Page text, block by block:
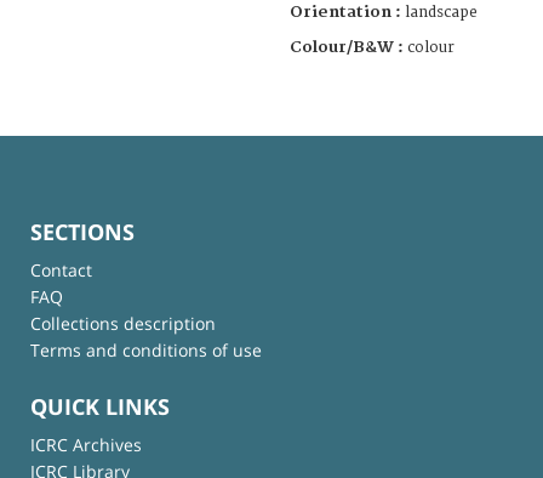
Orientation : landscape
Colour/B&W : colour
SECTIONS
Contact
FAQ
Collections description
Terms and conditions of use
QUICK LINKS
ICRC Archives
ICRC Library